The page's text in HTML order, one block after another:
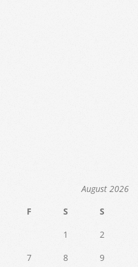
August 2026
F S
S
1
2
7 8
9